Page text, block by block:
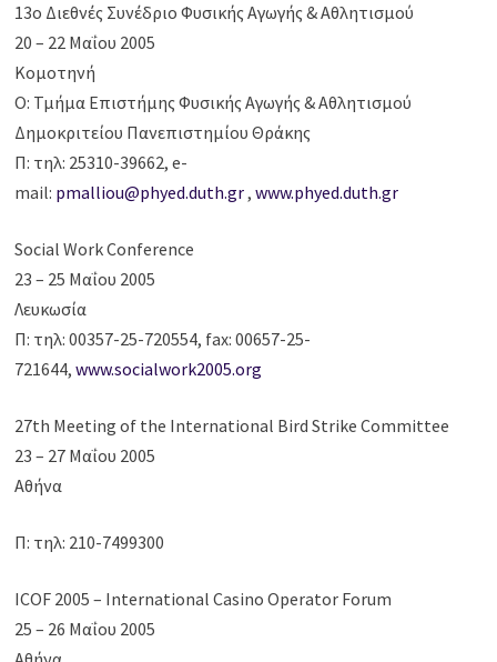
13ο Διεθνές Συνέδριο Φυσικής Αγωγής & Αθλητισμού
20 – 22 Μαΐου 2005
Κομοτηνή
Ο: Τμήμα Επιστήμης Φυσικής Αγωγής & Αθλητισμού
Δημοκριτείου Πανεπιστημίου Θράκης
Π: τηλ: 25310-39662, e-
mail: pmalliou@phyed.duth.gr,www.phyed.duth.gr
Social Work Conference
23 – 25 Μαΐου 2005
Λευκωσία
Π: τηλ: 00357-25-720554, fax: 00657-25-
721644,www.socialwork2005.org
27th Meeting of the International Bird Strike Committee
23 – 27 Μαΐου 2005
Αθήνα
Π: τηλ: 210-7499300
ICOF 2005 – International Casino Operator Forum
25 – 26 Μαΐου 2005